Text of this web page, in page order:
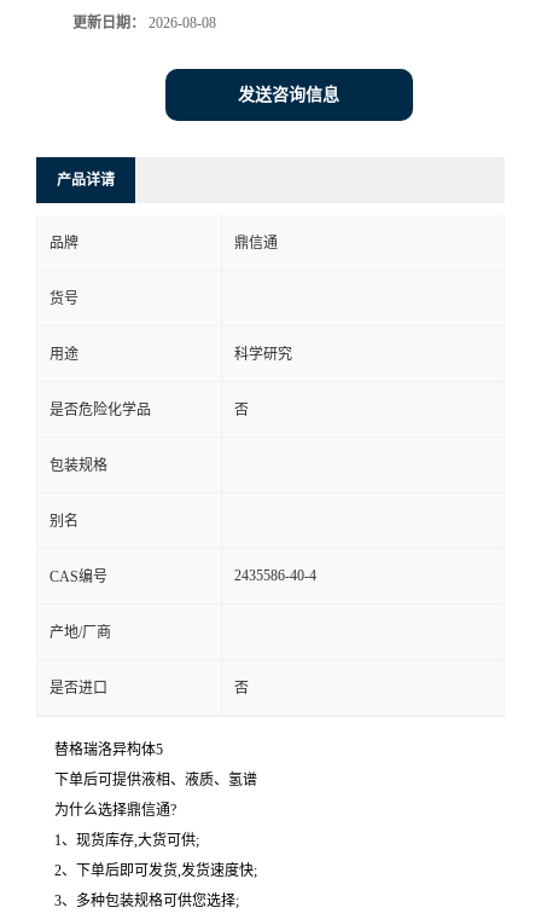
更新日期： 2026-08-08
发送咨询信息
产品详请
品牌 鼎信通
货号
用途 科学研究
是否危险化学品 否
包装规格
别名
CAS编号 2435586-40-4
产地/厂商
是否进口 否
替格瑞洛异构体5
下单后可提供液相、液质、氢谱
为什么选择鼎信通?
1、现货库存,大货可供;
2、下单后即可发货,发货速度快;
3、多种包装规格可供您选择;